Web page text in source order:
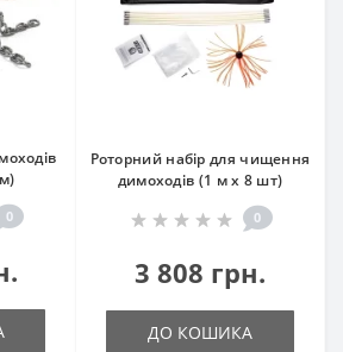
0
Роторний набір для чищення
димоходів (1 м х 8 шт)
0
3 808 грн.
ДО КОШИКА